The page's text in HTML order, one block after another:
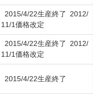
2015/4/22生産終了 2012/
11/1価格改定
2015/4/22生産終了 2012/
11/1価格改定
2015/4/22生産終了